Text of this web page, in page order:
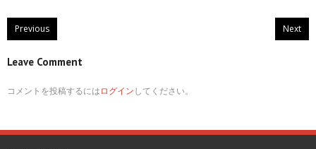
Previous Next
Leave Comment
コメントを投稿するにはログインしてください。